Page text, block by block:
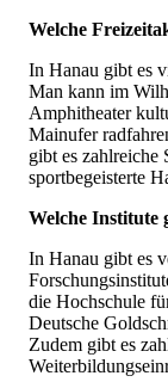
Welche
In Hanau gibt es
Man kann im
Amphitheater
Mainufer
gibt es zahlreiche
sportbegeisterte
Welche Institute
In Hanau gibt es
die Hochschule
Deutsche
Zudem gibt es